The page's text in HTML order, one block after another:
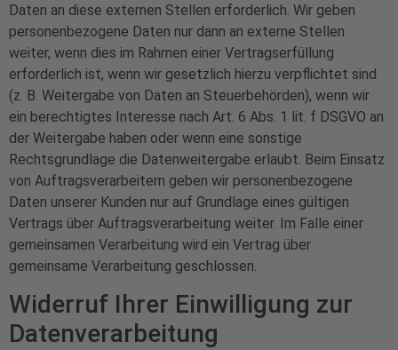
Daten an diese externen Stellen erforderlich. Wir geben
personenbezogene Daten nur dann an externe Stellen
weiter, wenn dies im Rahmen einer Vertragserfüllung
erforderlich ist, wenn wir gesetzlich hierzu verpflichtet sind
(z. B. Weitergabe von Daten an Steuerbehörden), wenn wir
ein berechtigtes Interesse nach Art. 6 Abs. 1 lit. f DSGVO an
der Weitergabe haben oder wenn eine sonstige
Rechtsgrundlage die Datenweitergabe erlaubt. Beim Einsatz
von Auftragsverarbeitern geben wir personenbezogene
Daten unserer Kunden nur auf Grundlage eines gültigen
Vertrags über Auftragsverarbeitung weiter. Im Falle einer
gemeinsamen Verarbeitung wird ein Vertrag über
gemeinsame Verarbeitung geschlossen.
Widerruf Ihrer Einwilligung zur
Datenverarbeitung